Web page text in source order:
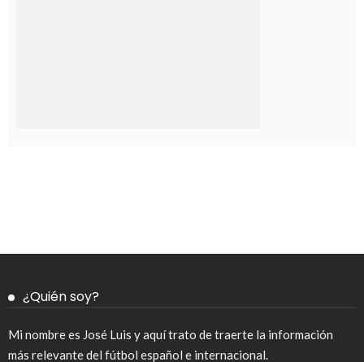
¿Quién soy?
Mi nombre es José Luis y aquí trato de traerte la información
más relevante del fútbol español e internacional.